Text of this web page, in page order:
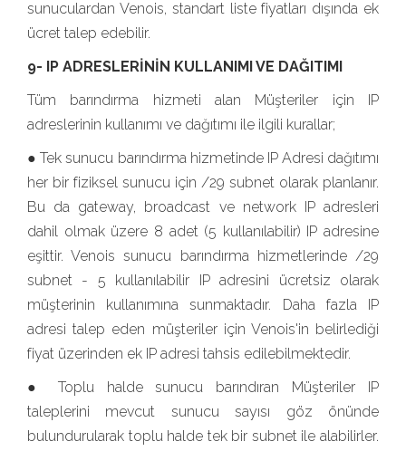
sunuculardan Venois, standart liste fiyatları dışında ek
ücret talep edebilir.
9- IP ADRESLERİNİN KULLANIMI VE DAĞITIMI
Tüm barındırma hizmeti alan Müşteriler için IP
adreslerinin kullanımı ve dağıtımı ile ilgili kurallar;
● Tek sunucu barındırma hizmetinde IP Adresi dağıtımı
her bir fiziksel sunucu için /29 subnet olarak planlanır.
Bu da gateway, broadcast ve network IP adresleri
dahil olmak üzere 8 adet (5 kullanılabilir) IP adresine
eşittir. Venois sunucu barındırma hizmetlerinde /29
subnet - 5 kullanılabilir IP adresini ücretsiz olarak
müşterinin kullanımına sunmaktadır. Daha fazla IP
adresi talep eden müşteriler için Venois'in belirlediği
fiyat üzerinden ek IP adresi tahsis edilebilmektedir.
● Toplu halde sunucu barındıran Müşteriler IP
taleplerini mevcut sunucu sayısı göz önünde
bulundurularak toplu halde tek bir subnet ile alabilirler.